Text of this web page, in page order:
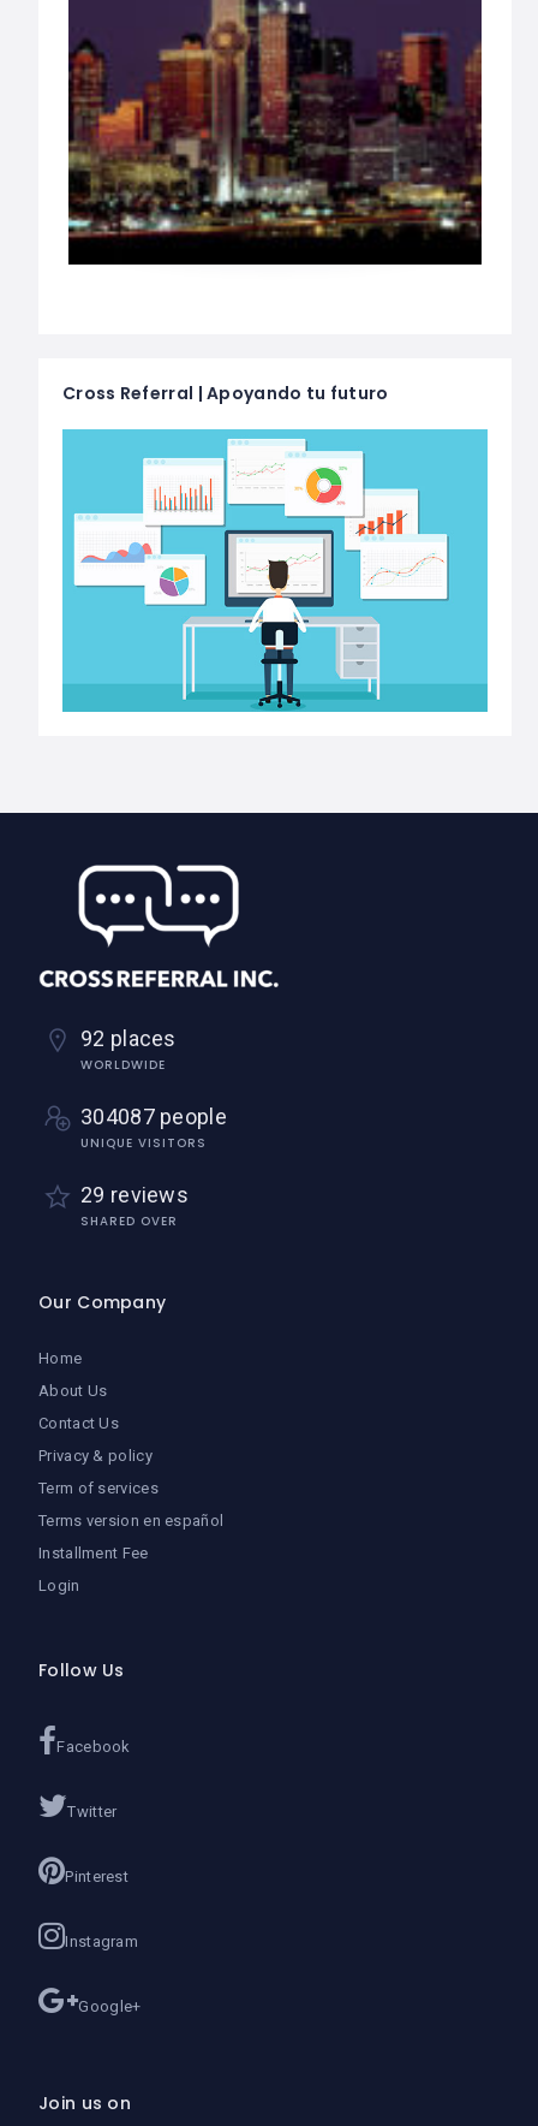
Cross Referral | Apoyando tu futuro
92 places
WORLDWIDE
304087 people
UNIQUE VISITORS
29 reviews
SHARED OVER
Our Company
Home
About Us
Contact Us
Privacy & policy
Term of services
Terms version en español
Installment Fee
Login
Follow Us
Facebook
Twitter
Pinterest
Instagram
Google+
Join us on